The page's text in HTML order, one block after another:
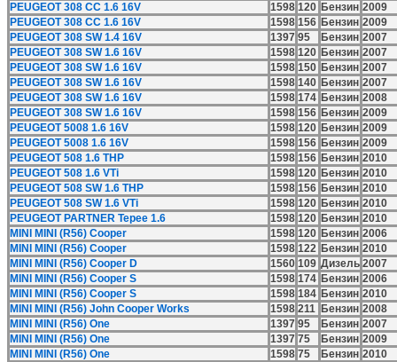
PEUGEOT 308 CC 1.6 16V
1598 120 Бензин 2009
PEUGEOT 308 CC 1.6 16V
1598 156 Бензин 2009
PEUGEOT 308 SW 1.4 16V
1397 95 Бензин 2007
PEUGEOT 308 SW 1.6 16V
1598 120 Бензин 2007
PEUGEOT 308 SW 1.6 16V
1598 150 Бензин 2007
PEUGEOT 308 SW 1.6 16V
1598 140 Бензин 2007
PEUGEOT 308 SW 1.6 16V
1598 174 Бензин 2008
PEUGEOT 308 SW 1.6 16V
1598 156 Бензин 2009
PEUGEOT 5008 1.6 16V
1598 120 Бензин 2009
PEUGEOT 5008 1.6 16V
1598 156 Бензин 2009
PEUGEOT 508 1.6 THP
1598 156 Бензин 2010
PEUGEOT 508 1.6 VTi
1598 120 Бензин 2010
PEUGEOT 508 SW 1.6 THP
1598 156 Бензин 2010
PEUGEOT 508 SW 1.6 VTi
1598 120 Бензин 2010
PEUGEOT PARTNER Tepee 1.6
1598 120 Бензин 2010
MINI MINI (R56) Cooper
1598 120 Бензин 2006
MINI MINI (R56) Cooper
1598 122 Бензин 2010
MINI MINI (R56) Cooper D
1560 109 Дизель 2007
MINI MINI (R56) Cooper S
1598 174 Бензин 2006
MINI MINI (R56) Cooper S
1598 184 Бензин 2010
MINI MINI (R56) John Cooper Works
1598 211 Бензин 2008
MINI MINI (R56) One
1397 95 Бензин 2007
MINI MINI (R56) One
1397 75 Бензин 2009
MINI MINI (R56) One
1598 75 Бензин 2010